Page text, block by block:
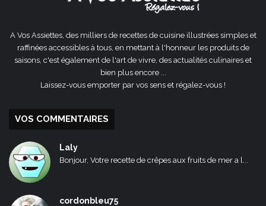
A Vos Assiettes, des milliers de recettes de cuisine illustrées simples et
raffinées accessibles à tous, en mettant à l'honneur les produits de
saisons, c'est également de l'art de vivre, des actualités culinaires et
bien plus encore ...
Laissez-vous emporter par vos sens et régalez-vous !
VOS COMMENTAIRES
Laly
Bonjour, Votre recette de crêpes aux fruits de mer a l...
cordonbleu75